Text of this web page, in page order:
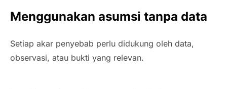
Menggunakan asumsi tanpa data
Setiap akar penyebab perlu didukung oleh data,
observasi, atau bukti yang relevan.